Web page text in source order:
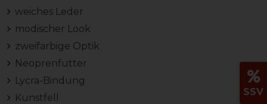
weiches Leder
modischer Look
zweifarbige Optik
Neoprenfutter
Lycra-Bindung
Kunstfell
SSV